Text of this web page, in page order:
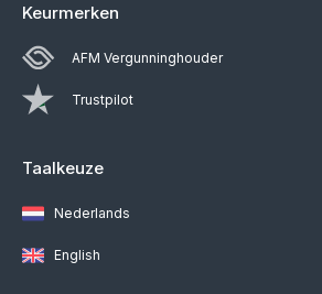
Keurmerken
AFM Vergunninghouder
Trustpilot
Taalkeuze
Nederlands
English